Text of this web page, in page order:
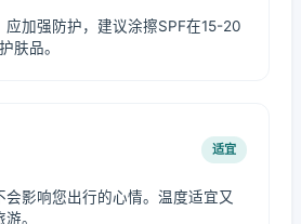
应加强防护，建议涂擦SPF在15-20
肤品。
适宜
会影响您出行的心情。温度适宜又
。